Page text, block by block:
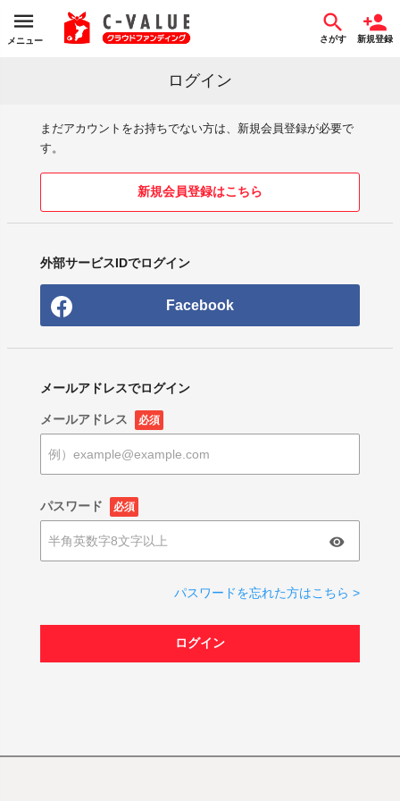
メニュー さがす 新規登録
ログイン
まだアカウントをお持ちでない方は、新規会員登録が必要で
す。
新規会員登録はこちら
外部サービスIDでログイン
Facebook
メールアドレスでログイン
メールアドレス 必須
パスワード 必須
パスワードを忘れた方はこちら >
ログイン